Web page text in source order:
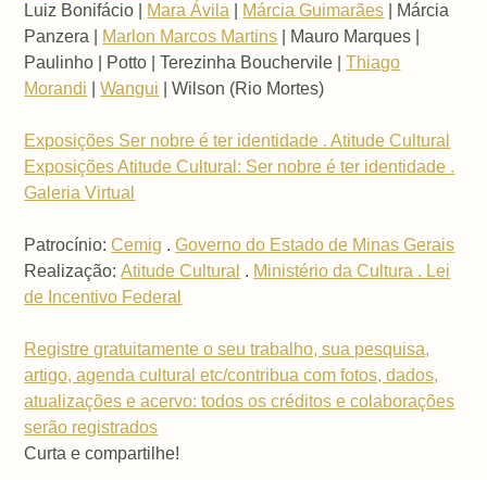
Luiz Bonifácio | Mara Ávila Márcia Guimarães | Márcia
Panzera | Marlon Marcos Martins | Mauro Marques |
Paulinho | Potto | Terezinha Bouchervile |Thiago
Morandi |Wangui | Wilson (Rio Mortes)
Exposições Ser nobre é ter identidade . Atitude Cultural
Exposições Atitude Cultural: Ser nobre é ter identidade .
Galeria Virtual
Patrocínio:Cemig .Governo do Estado de Minas Gerais
Realização:Atitude Cultural . Ministério da Cultura . Lei
de Incentivo Federal
Registre gratuitamente o seu trabalho, sua pesquisa,
artigo, agenda cultural etc/contribua com fotos, dados,
atualizações e acervo: todos os créditos e colaborações
serão registrados
Curta e compartilhe!